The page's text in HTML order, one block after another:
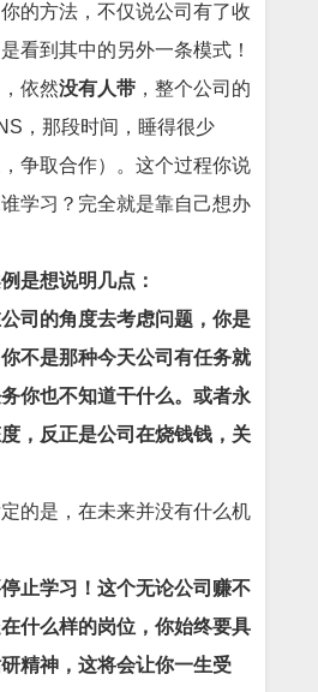
的方法，不仅说公司有了收
看到其中的另外一条模式！
依然没有人带 ，整个公司的
，那段时间，睡得很少
，争取合作）。这个过程你说
学习？完全就是靠自己想办
是想说明几点：
司的角度去考虑问题，你是
不是那种今天公司有任务就
你也不知道干什么。或者永
，反正是公司在烧钱钱，关
的是，在未来并没有什么机
止学习！这个无论公司赚不
什么样的岗位，你始终要具
精神，这将会让你一生受